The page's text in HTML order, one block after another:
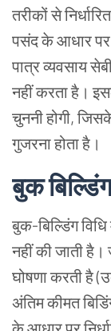
तरीकोंसेनिर्धारित
पसंदकेआधारपर
पात्रव्यवसाय
नहींकरताहै।
चुननीहोगी,
गुजरनाहोताहै।
बुक
बुक-बिल्डिंगविधि
नहींकीजातीहै।
घोषणाकरतीहै(
अंतिमकीमत